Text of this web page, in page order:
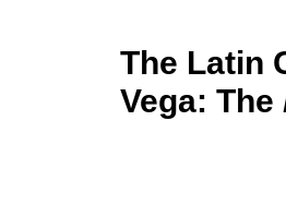
The Latin
Vega: The